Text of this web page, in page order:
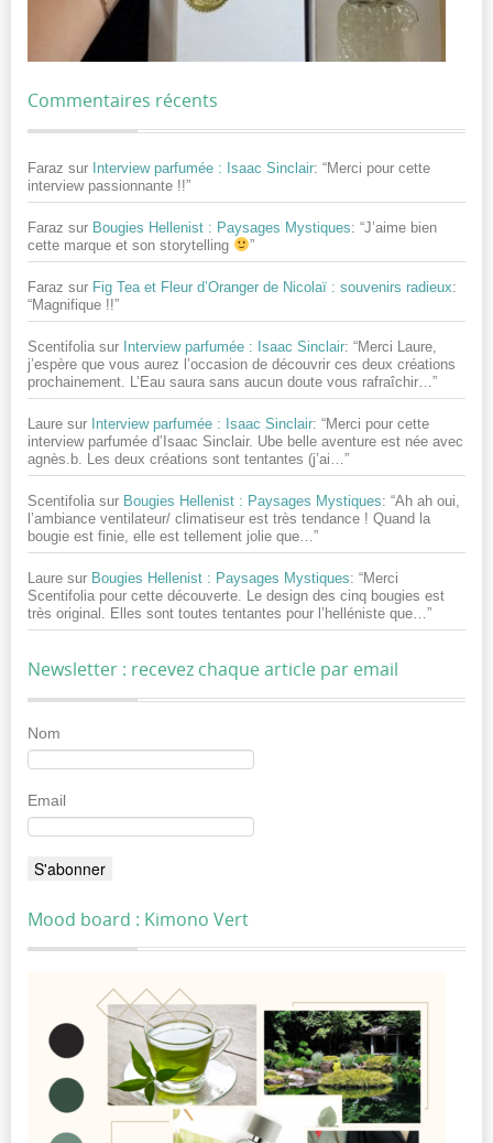
Commentaires récents
Faraz sur Interview parfumée : Isaac Sinclair: “Merci pour cette
interview passionnante !!”
Faraz sur Bougies Hellenist : Paysages Mystiques: “J’aime bien
cette marque et son storytelling
”
Faraz sur Fig Tea et Fleur d’Oranger de Nicolaï : souvenirs radieux:
“Magnifique !!”
Scentifolia sur Interview parfumée : Isaac Sinclair: “Merci Laure,
j’espère que vous aurez l’occasion de découvrir ces deux créations
prochainement. L’Eau saura sans aucun doute vous rafraîchir…”
Laure sur Interview parfumée : Isaac Sinclair: “Merci pour cette
interview parfumée d’Isaac Sinclair. Ube belle aventure est née avec
agnès.b. Les deux créations sont tentantes (j’ai…”
Scentifolia sur Bougies Hellenist : Paysages Mystiques: “Ah ah oui,
l’ambiance ventilateur/ climatiseur est très tendance ! Quand la
bougie est finie, elle est tellement jolie que…”
Laure sur Bougies Hellenist : Paysages Mystiques: “Merci
Scentifolia pour cette découverte. Le design des cinq bougies est
très original. Elles sont toutes tentantes pour l’helléniste que…”
Newsletter : recevez chaque article par email
Nom
Email
Mood board : Kimono Vert